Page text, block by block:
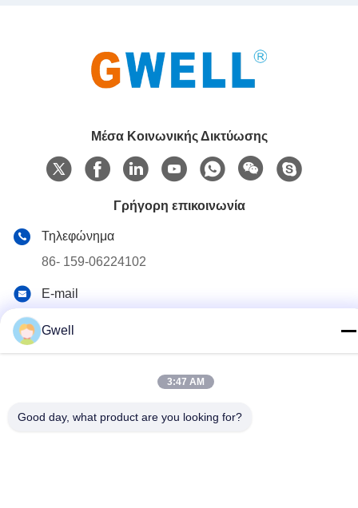
Μέσα Κοινωνικής Δικτύωσης
Γρήγορη επικοινωνία
Τηλεφώνημα
86- 159-06224102
E-mail
INDUSTRY PARK,CHENGXIANG TOWN,TAICANG,
SUZHOU JIANGSU PROVINCE, CHINA Η βιομηχανία της
Gwell
3:47 AM
Good day, what product are you looking for?